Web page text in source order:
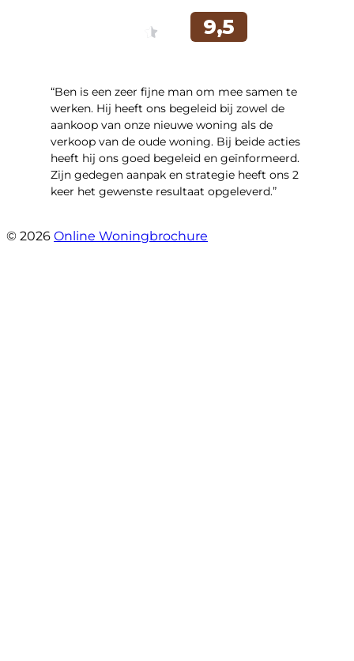
“Ben is een zeer fijne man om mee samen te
werken. Hij heeft ons begeleid bij zowel de
aankoop van onze nieuwe woning als de
verkoop van de oude woning. Bij beide acties
heeft hij ons goed begeleid en geïnformeerd.
Zijn gedegen aanpak en strategie heeft ons 2
keer het gewenste resultaat opgeleverd.”
© 2026 Online Woningbrochure